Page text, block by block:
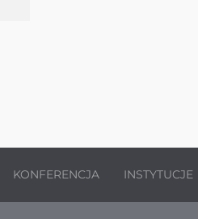
KONFERENCJA INSTYTUCJE